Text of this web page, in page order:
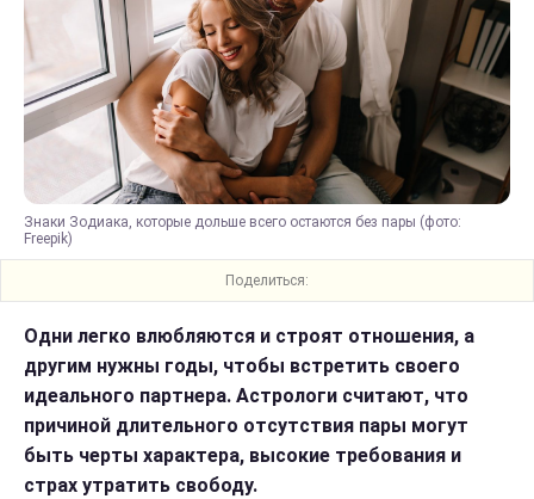
Знаки Зодиака, которые дольше всего остаются без пары (фото:
Freepik)
Поделиться:
Одни легко влюбляются и строят отношения, а
другим нужны годы, чтобы встретить своего
идеального партнера. Астрологи считают, что
причиной длительного отсутствия пары могут
быть черты характера, высокие требования и
страх утратить свободу.